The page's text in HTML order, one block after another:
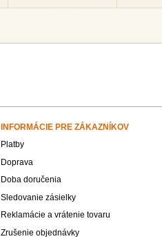
INFORMÁCIE PRE ZÁKAZNÍKOV
Platby
Doprava
Doba doručenia
Sledovanie zásielky
Reklamácie a vrátenie tovaru
Zrušenie objednávky